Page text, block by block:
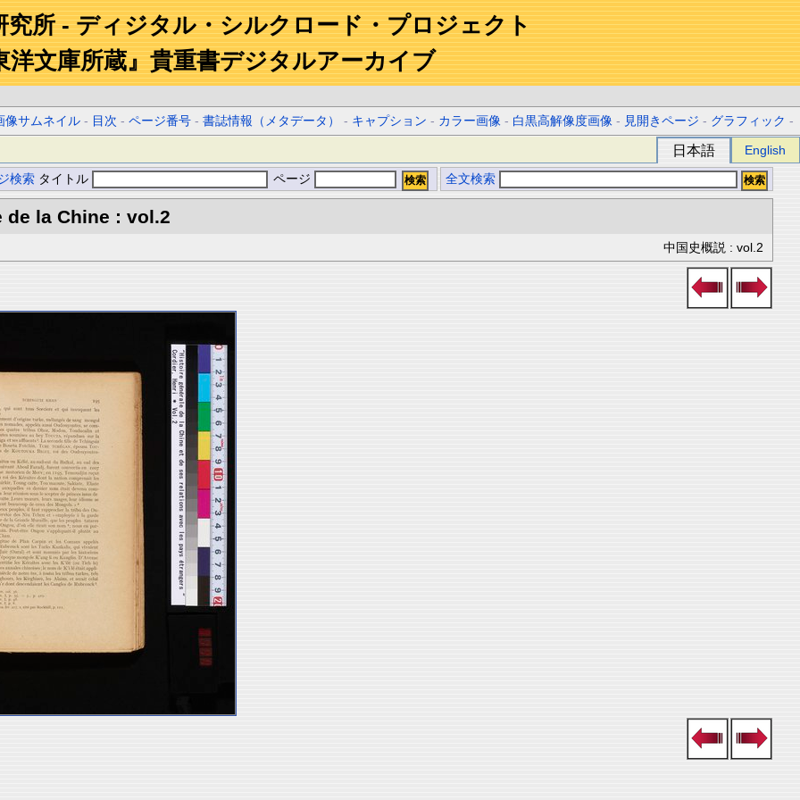
究所 - ディジタル・シルクロード・プロジェクト
洋文庫所蔵』貴重書デジタルアーカイブ
像サムネイル - 目次 -ページ番号 -書誌情報（メタデータ） - キャプション - カラー画像 - 白黒高解像度画像 - 見開きページ - グラフィック -
日本語 English
検索 タイトル ページ 全文検索
de la Chine : vol.2
中国史概説 : vol.2